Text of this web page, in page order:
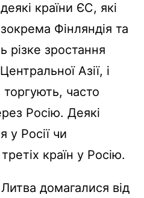
країни ЄС, які
Фінляндія та
різке зростання
Азії, і
часто
Росію. Деякі
у Росії чи
країн у Росію.
домагалися від